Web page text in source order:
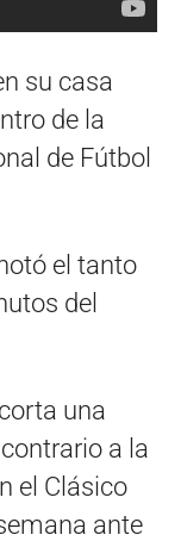
su casa
de la
de Fútbol
el tanto
del
una
a la
el Clásico
ante